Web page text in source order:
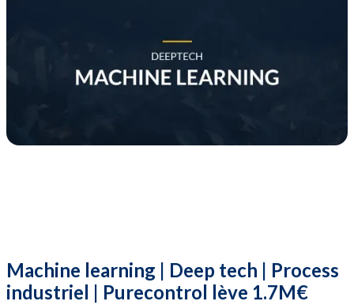
Machine learning | Deep tech | Process
industriel | Purecontrol lève 1.7M€